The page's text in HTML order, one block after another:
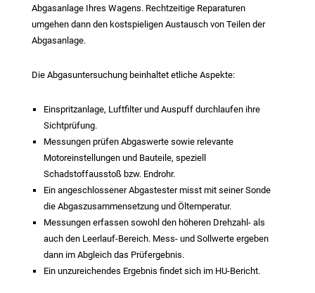
Abgasanlage Ihres Wagens. Rechtzeitige Reparaturen
umgehen dann den kostspieligen Austausch von Teilen der
Abgasanlage.
Die Abgasuntersuchung beinhaltet etliche Aspekte:
Einspritzanlage, Luftfilter und Auspuff durchlaufen ihre
Sichtprüfung.
Messungen prüfen Abgaswerte sowie relevante
Motoreinstellungen und Bauteile, speziell
Schadstoffausstoß bzw. Endrohr.
Ein angeschlossener Abgastester misst mit seiner Sonde
die Abgaszusammensetzung und Öltemperatur.
Messungen erfassen sowohl den höheren Drehzahl- als
auch den Leerlauf-Bereich. Mess- und Sollwerte ergeben
dann im Abgleich das Prüfergebnis.
Ein unzureichendes Ergebnis findet sich im HU-Bericht.